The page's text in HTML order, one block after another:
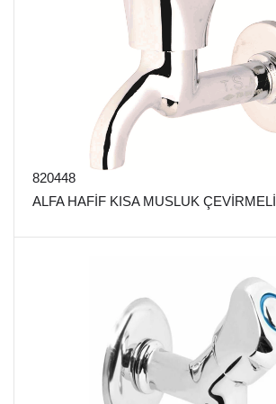
820448
ALFA HAFİF KISA MUSLUK ÇEVİRMELİ